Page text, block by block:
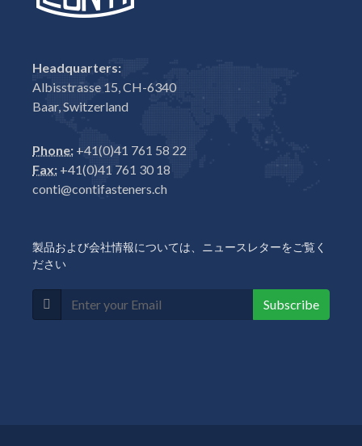
Headquarters:
Albisstrasse 15, CH-6340
Baar, Switzerland
Phone: +41(0)41 761 58 22
Fax: +41(0)41 761 30 18
conti@contifasteners.ch
製品および会社情報については、ニュースレターをご覧く
ださい
Subscribe